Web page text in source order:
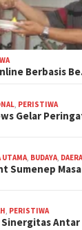
Berbasis
, PERISTIWA
Gelar
UTAMA, BUDAYA,
Sumenep
, PERISTIWA
Sinergitas